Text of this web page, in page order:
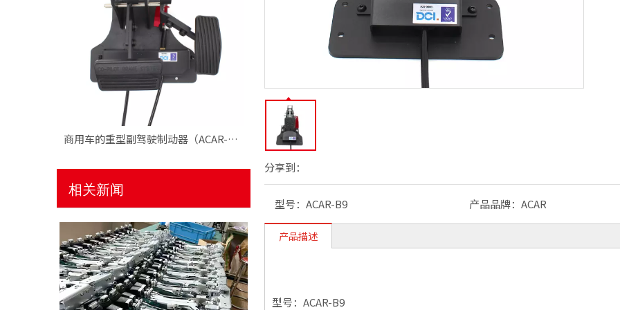
商用车的重型副驾驶制动器（ACAR-B2）
相关新闻
分享到：
型号： ACAR-B9 产品品牌： ACAR
产品描述
型号：ACAR-B9